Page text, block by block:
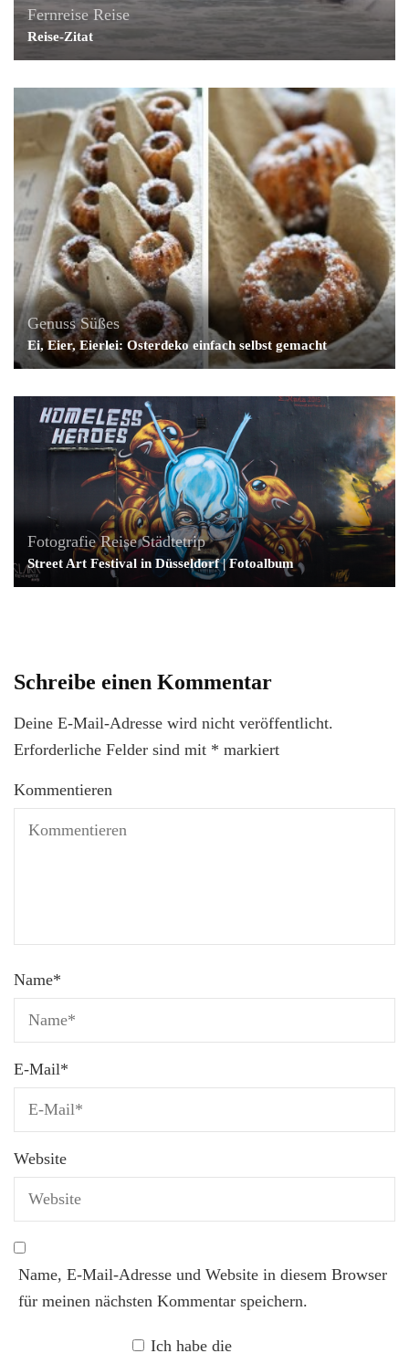
Fernreise Reise
Reise-Zitat
Genuss Süßes
Ei, Eier, Eierlei: Osterdeko einfach selbst gemacht
Fotografie Reise Städtetrip
Street Art Festival in Düsseldorf | Fotoalbum
Schreibe einen Kommentar
Deine E-Mail-Adresse wird nicht veröffentlicht.
Erforderliche Felder sind mit * markiert
Kommentieren
Name*
E-Mail*
Website
Name, E-Mail-Adresse und Website in diesem Browser
für meinen nächsten Kommentar speichern.
Ich habe die